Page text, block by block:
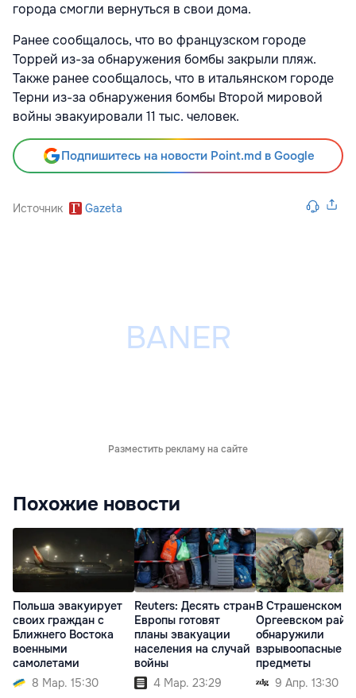
города смогли вернуться в свои дома.
Ранее сообщалось, что во французском городе
Торрей из-за обнаружения бомбы закрыли пляж.
Также ранее сообщалось, что в итальянском городе
Терни из-за обнаружения бомбы Второй мировой
войны эвакуировали 11 тыс. человек.
Подпишитесь на новости Point.md в Google
Источник Gazeta
Разместить рекламу на сайте
Похожие новости
Польша эвакуирует
своих граждан с
Ближнего Востока
военными
самолетами
8 Мар. 15:30
Reuters: Десять стран
Европы готовят
планы эвакуации
населения на случай
войны
4 Мар. 23:29
В Страшенском и
Оргеевском
обнаружили
взрывоопасные
предметы
9 Апр. 13:30